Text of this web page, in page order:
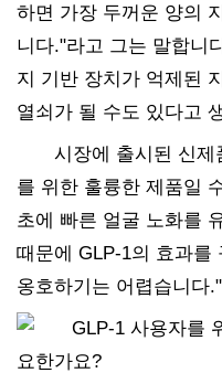
하면 가장 두꺼운 양의
니다."라고 그는 말합니
지 기반 장치가 억제된
열쇠가 될 수도 있다고
시장에 출시된 신제
를 위한 훌륭한 제품일
초에 빠른 얼굴 노화를
때문에 GLP-1의 효과를
옹호하기는 어렵습니다."